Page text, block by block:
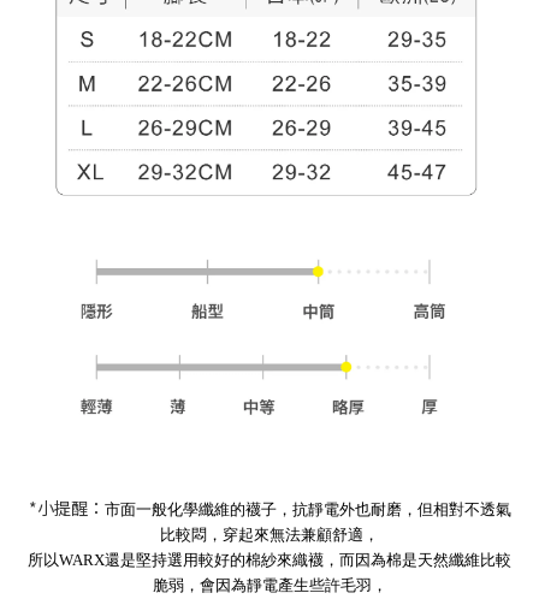
*小提醒： 市面一般化學纖維的襪子，抗靜電外也耐磨，但相對不透氣
比較悶 ， 穿起來無法兼顧舒適，
所以WARX還是堅持選用較好的棉紗來織襪，而因為棉是天然纖維比較
脆弱，會因為靜電產生些許毛羽，